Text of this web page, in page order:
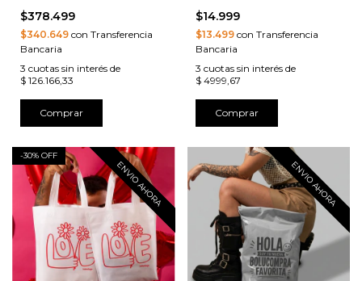
$378.499
$340.649 con Transferencia
Bancaria
3 cuotas sin interés de
$ 126.166,33
Comprar
$14.999
$13.499con Transferencia
Bancaria
3 cuotas sin interés de
$ 4999,67
Comprar
-30% OFF
ENVIO AHORA ENVIO AHORA